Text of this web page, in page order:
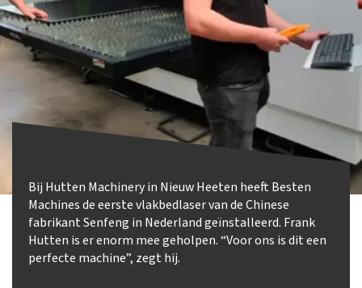
Bij Hutten Machinery in Nieuw Heeten heeft Besten
Machines de eerste vlakbedlaser van de Chinese
fabrikant Senfeng in Nederland geïnstalleerd. Frank
Hutten is er enorm mee geholpen. “Voor ons is dit een
perfecte machine”, zegt hij.